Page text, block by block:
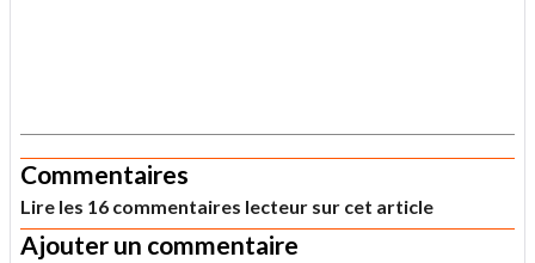
Commentaires
Lire les 16 commentaires lecteur sur cet article
Ajouter un commentaire